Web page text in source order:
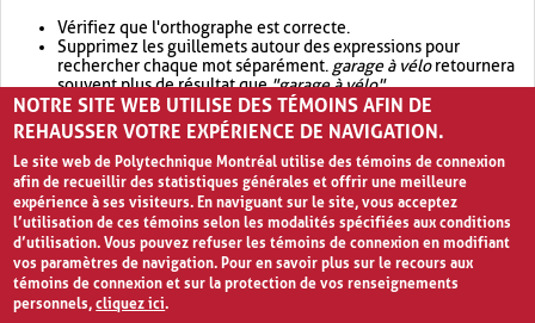
Vérifiez que l'orthographe est correcte.
Supprimez les guillemets autour des expressions pour
rechercher chaque mot séparément. garage à véloretournera
souvent plus de résultat que"garage à vélo".
Envisagez d'élargir votre recherche avec OR.garage OR vélo
retournera souvent plus de résultat quegarage à vélo
NOTRE SITE WEB UTILISE DES TÉMOINS AFIN DE
REHAUSSER VOTRE EXPÉRIENCE DE NAVIGATION.
Le site web de Polytechnique Montréal utilise des témoins de connexion
afin de recueillir des statistiques générales et offrir une meilleure
expérience à ses visiteurs. En naviguant sur le site, vous acceptez
l’utilisation de ces témoins selon les modalités spécifiées aux conditions
d’utilisation. Vous pouvez refuser les témoins de connexion en modifiant
vos paramètres de navigation. Pour en savoir plus sur le recours aux
témoins de connexion et sur la protection de vos renseignements
personnels,cliquez ici.